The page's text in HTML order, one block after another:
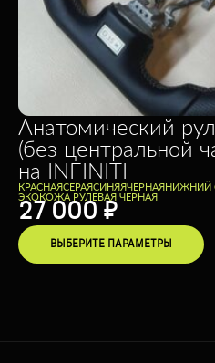
Анатомический
(без центральной
на INFINITI
КРАСНАЯСЕРАЯСИНЯЯЧЕРНАЯНИЖНИЙ
ЭКОКОЖА РУЛЕВАЯ ЧЕРНАЯ
27 000 ₽
ВЫБЕРИТЕ ПАРАМЕТРЫ